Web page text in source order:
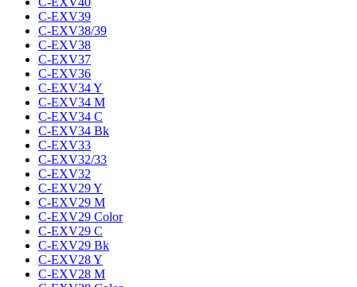
C-EXV39
C-EXV38/39
C-EXV38
C-EXV37
C-EXV36
C-EXV34 Y
C-EXV34 M
C-EXV34 C
C-EXV34 Bk
C-EXV33
C-EXV32/33
C-EXV32
C-EXV29 Y
C-EXV29 M
C-EXV29 Color
C-EXV29 C
C-EXV29 Bk
C-EXV28 Y
C-EXV28 M